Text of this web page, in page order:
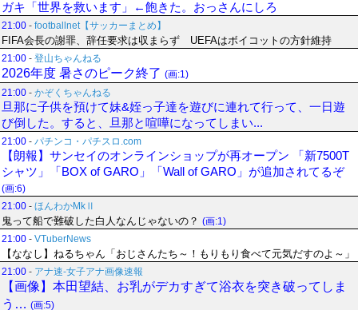
ガキ「世界を救います」←飽きた。おっさんにしろ
21:00 - footballnet【サッカーまとめ】
FIFA会長の謝罪、辞任要求は収まらず UEFAはボイコットの方針維持
21:00 - 登山ちゃんねる
2026年度 暑さのピーク終了 (画:1)
21:00 - かぞくちゃんねる
旦那に子供を預けて妹&姪っ子達を遊びに連れて行って、一日遊
び倒した。すると、旦那と喧嘩になってしまい...
21:00 - パチンコ・パチスロ.com
【朗報】サンセイのオンラインショップが再オープン 「新7500T
シャツ」「BOX of GARO」「Wall of GARO」が追加されてるぞ
(画:6)
21:00 - ほんわかMkⅡ
鬼って船で難破した白人なんじゃないの？ (画:1)
21:00 - VTuberNews
【ななし】ねるちゃん「おじさんたち～！もりもり食べて元気だすのよ～」
21:00 - アナ速‐女子アナ画像速報
【画像】本田望結、お乳がデカすぎて浴衣を突き破ってしま
う… (画:5)